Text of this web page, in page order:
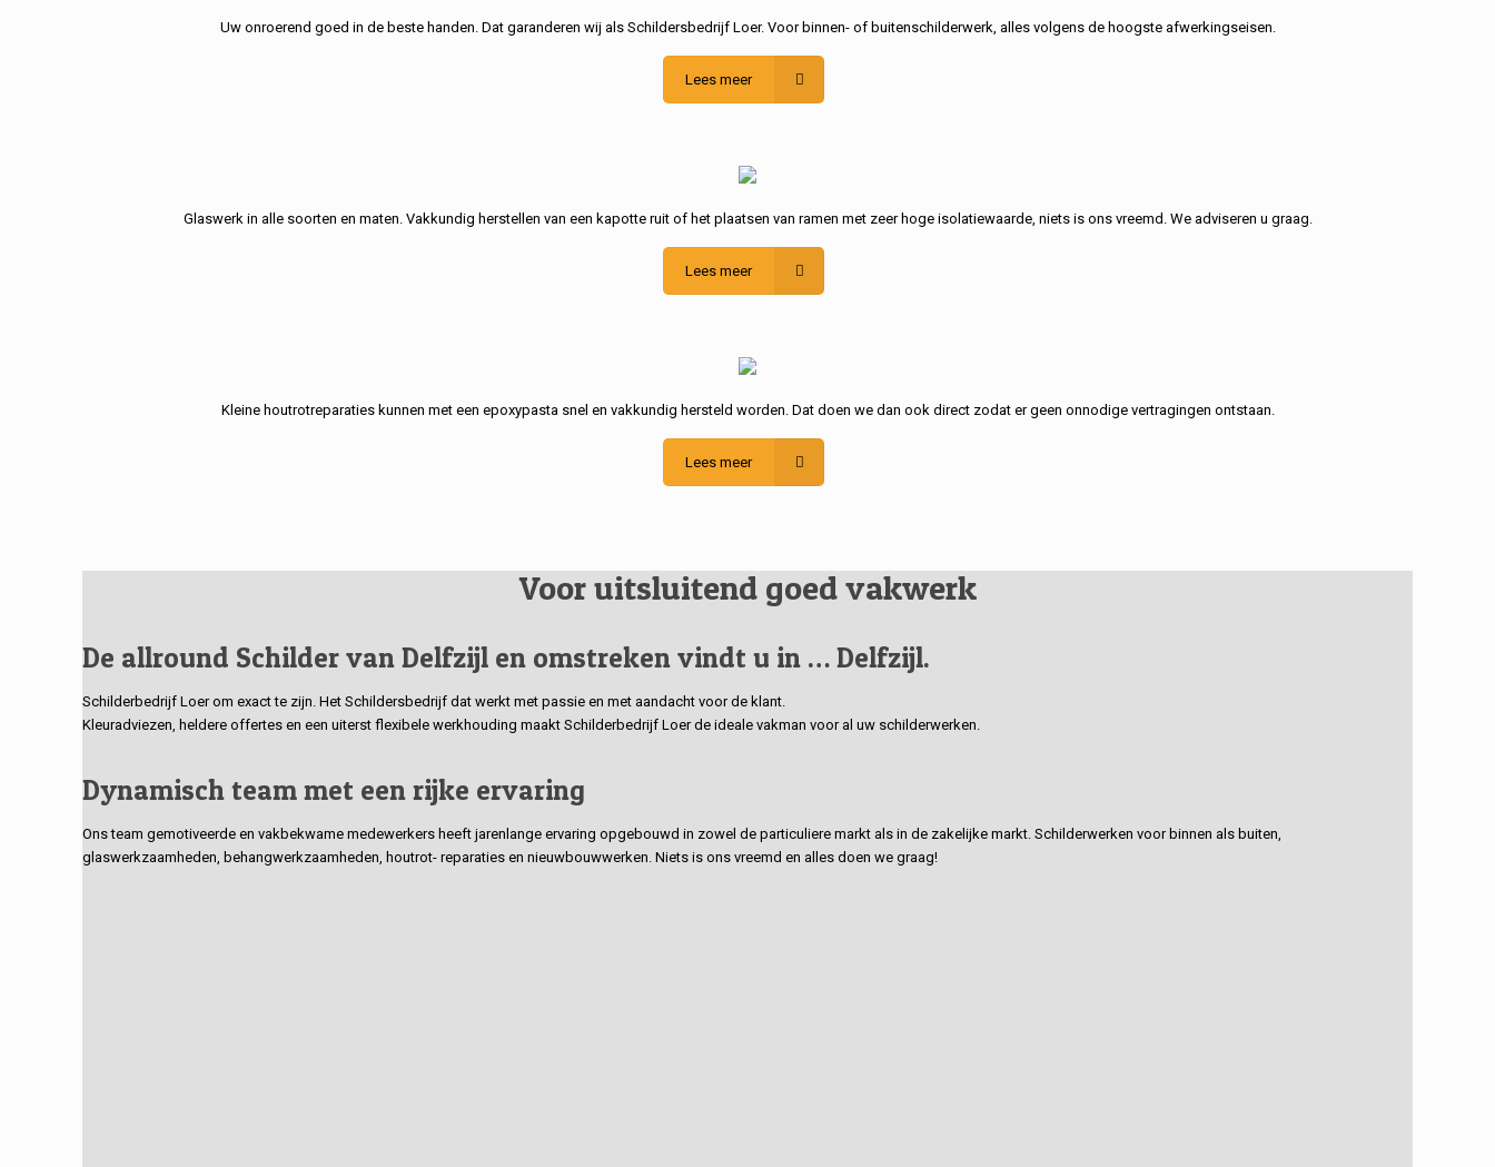
Uw onroerend goed in de beste handen. Dat garanderen wij als Schildersbedrijf Loer. Voor binnen- of buitenschilderwerk, alles volgens de hoogste afwerkingseisen.
Lees meer
Glaswerk in alle soorten en maten. Vakkundig herstellen van een kapotte ruit of het plaatsen van ramen met zeer hoge isolatiewaarde, niets is ons vreemd. We adviseren u graag.
Lees meer
Kleine houtrotreparaties kunnen met een epoxypasta snel en vakkundig hersteld worden. Dat doen we dan ook direct zodat er geen onnodige vertragingen ontstaan.
Lees meer
Voor uitsluitend goed vakwerk
De allround Schilder van Delfzijl en omstreken vindt u in … Delfzijl.
Schilderbedrijf Loer om exact te zijn. Het Schildersbedrijf dat werkt met passie en met aandacht voor de klant.
Kleuradviezen, heldere offertes en een uiterst flexibele werkhouding maakt Schilderbedrijf Loer de ideale vakman voor al uw schilderwerken.
Dynamisch team met een rijke ervaring
Ons team gemotiveerde en vakbekwame medewerkers heeft jarenlange ervaring opgebouwd in zowel de particuliere markt als in de zakelijke markt. Schilderwerken voor binnen als buiten,
glaswerkzaamheden, behangwerkzaamheden, houtrot- reparaties en nieuwbouwwerken. Niets is ons vreemd en alles doen we graag!